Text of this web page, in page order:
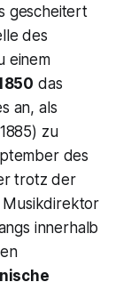
gescheitert
des
einem
das
an, als
zu
des
trotz der
Musikdirektor
innerhalb